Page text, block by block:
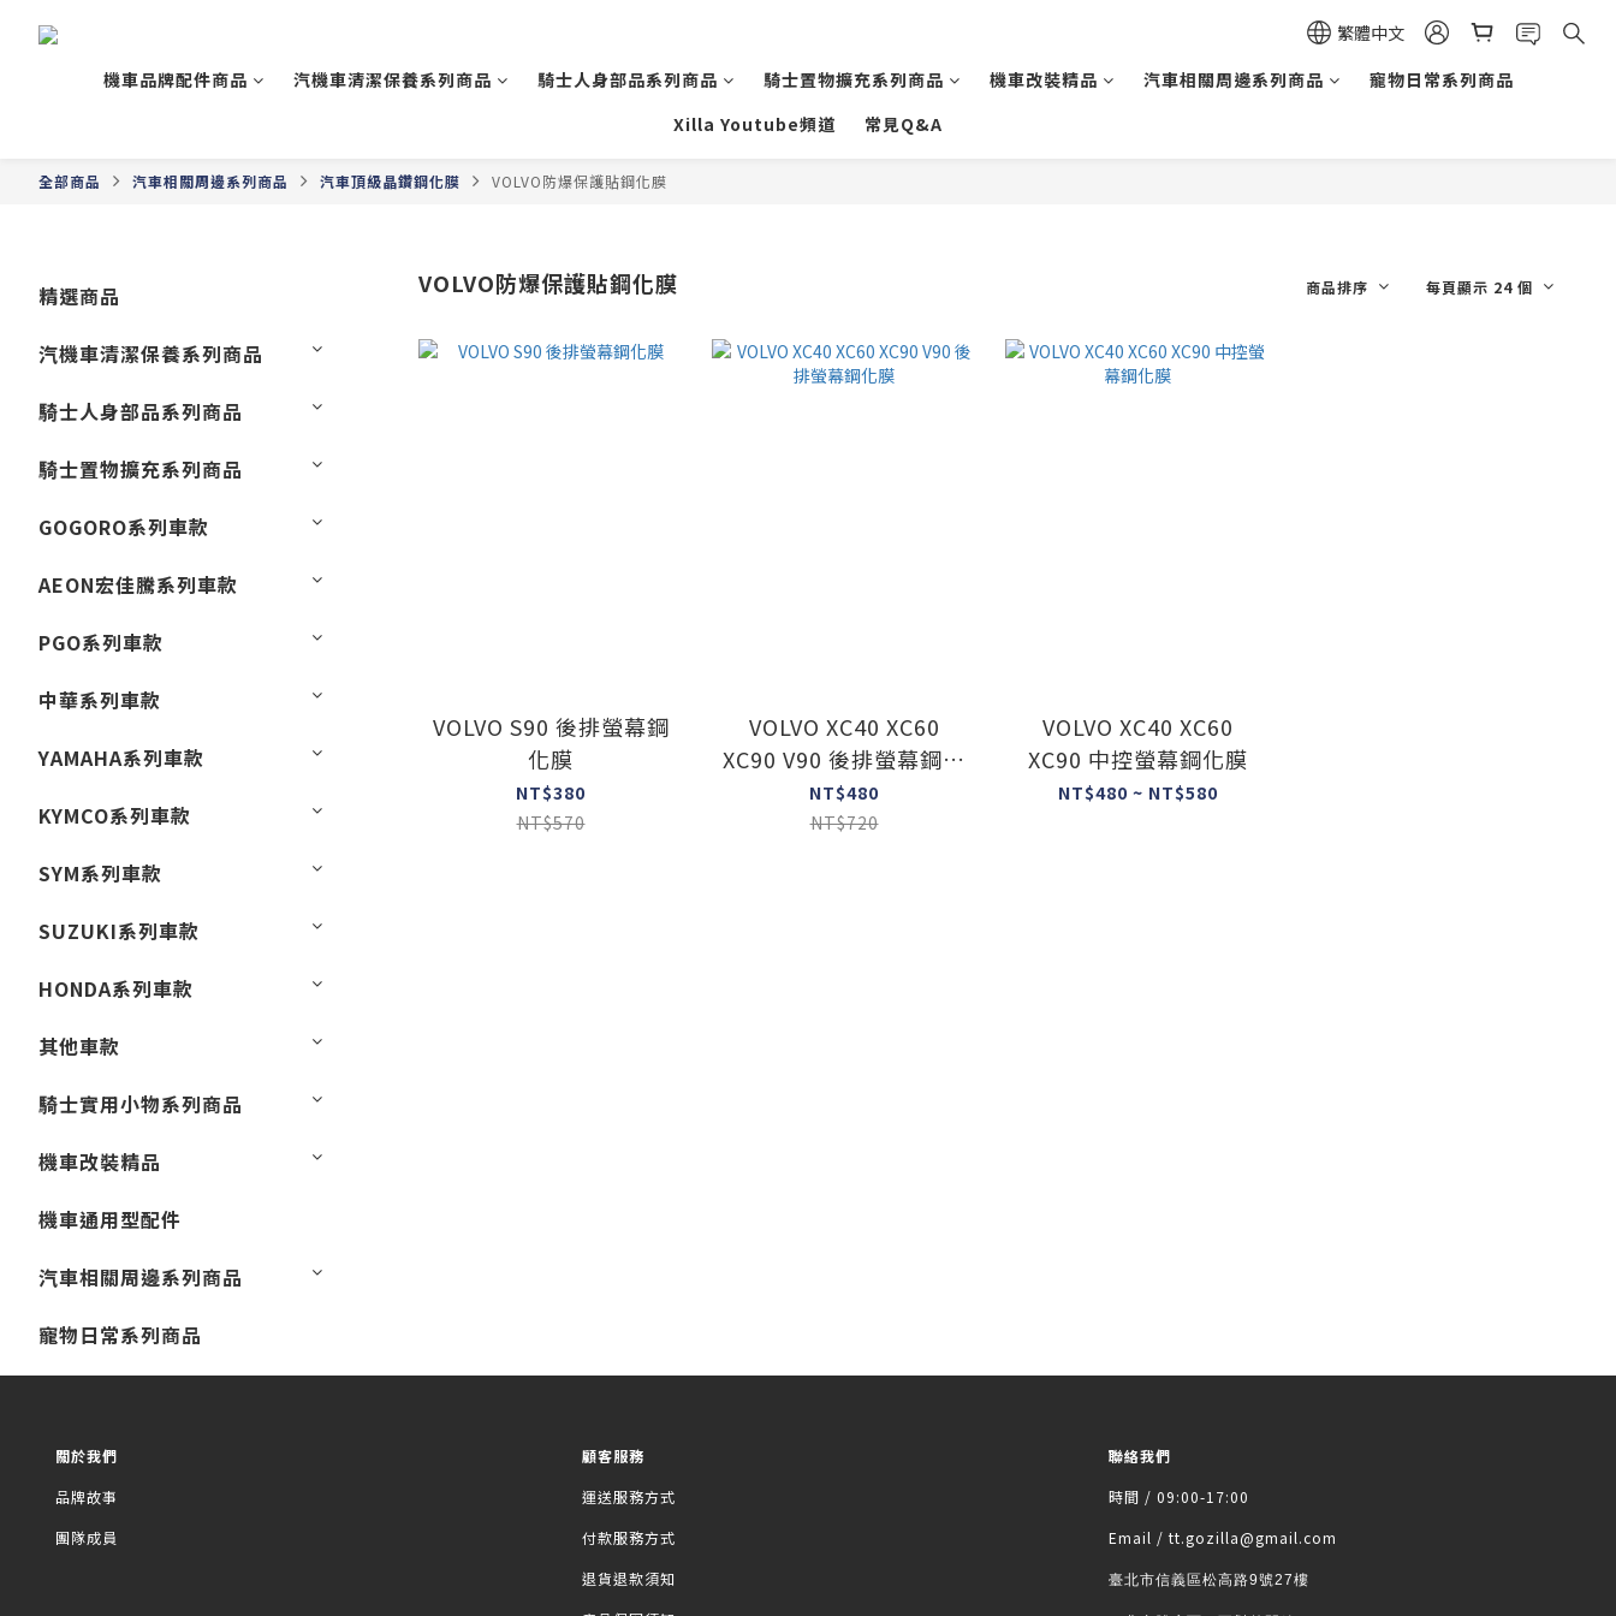
繁體中文
機車品牌配件商品
汽機車清潔保養系列商品 騎士人身部品系列商品 騎士置物擴充系列商品 機車改裝精品 汽車相關周邊系列商品
寵物日常系列商品
Xilla Youtube頻道
常見Q&A
全部商品 汽車相關周邊系列商品 汽車頂級晶鑽鋼化膜 VOLVO防爆保護貼鋼化膜
精選商品
汽機車清潔保養系列商品
騎士人身部品系列商品
騎士置物擴充系列商品
GOGORO系列車款
AEON宏佳騰系列車款
PGO系列車款
中華系列車款
YAMAHA系列車款
KYMCO系列車款
SYM系列車款
SUZUKI系列車款
HONDA系列車款
其他車款
騎士實用小物系列商品
機車改裝精品
機車通用型配件
汽車相關周邊系列商品
寵物日常系列商品
VOLVO防爆保護貼鋼化膜 商品排序 每頁顯示 24 個
VOLVO S90 後排螢幕鋼
化膜
NT$380
NT$570
VOLVO XC40 XC60
XC90 V90 後排螢幕鋼化
膜
NT$480
NT$720
VOLVO XC40 XC60
XC90 中控螢幕鋼化膜
NT$480 ~ NT$580
關於我們
品牌故事
團隊成員
顧客服務
運送服務方式
付款服務方式
退貨退款須知
聯絡我們
時間 / 09:00-17:00
Email / tt.gozilla@gmail.com
臺北市信義區松高路9號27樓